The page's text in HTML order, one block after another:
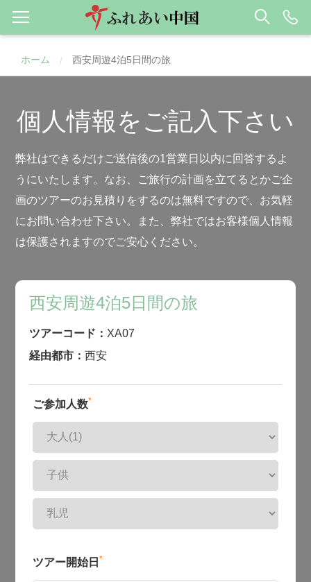
ホーム / 西安周遊4泊5日間の旅
個人情報をご記入下さい
弊社はできるだけご送信後の1営業日以内に回答するよ
うにいたします。なお、ご旅行の計画を立てるとかご企
画のツアーのお見積りをするのは無料ですので、お気軽
にお問い合わせ下さい。また、弊社ではお客様個人情報
は保護されますのでご安心ください。
西安周遊4泊5日間の旅
ツアーコード： XA07
経由都市：西安
ご参加人数*
ツアー開始日 *